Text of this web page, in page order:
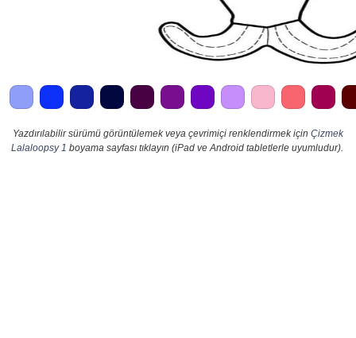
Yazdırılabilir sürümü görüntülemek veya çevrimiçi renklendirmek için Çizmek
Lalaloopsy 1 boyama sayfası tıklayın (iPad ve Android tabletlerle uyumludur).